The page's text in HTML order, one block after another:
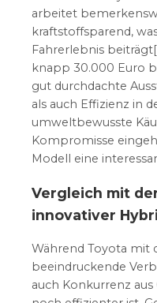
arbeitet
kraftstoffsparend,
Fahrerlebnis
knapp 30.000 Euro
gut durchdachte
als auch Effizienz in
umweltbewusste
Kompromisse
Modell eine
Vergleich mit
innovativer
Während Toyota mit
beeindruckende
auch Konkurrenz